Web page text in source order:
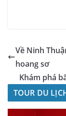
Về Ninh
hoang sơ
Khám phá
TOUR DU